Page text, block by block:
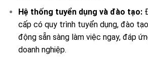
Hệ thống tuyển dụng và đào tạo:
cấp có quy trình tuyển dụng, đào
động sẵn sàng làm việc ngay, đáp
doanh nghiệp.